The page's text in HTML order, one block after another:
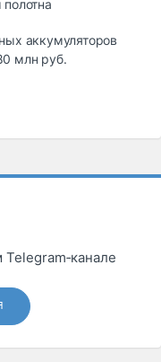
аккумуляторов
млн руб.